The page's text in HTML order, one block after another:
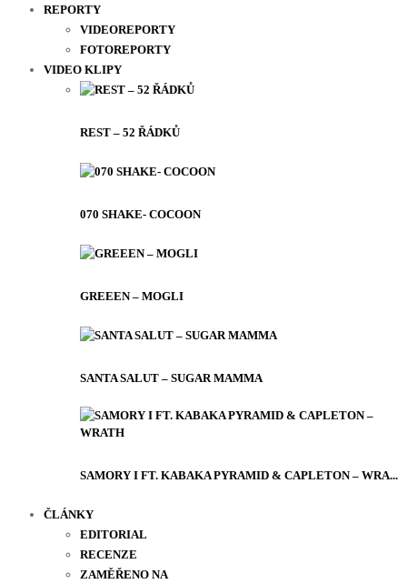
REPORTY
VIDEOREPORTY
FOTOREPORTY
VIDEO KLIPY
REST – 52 ŘÁDKŮ
070 SHAKE- COCOON
GREEEN – MOGLI
SANTA SALUT – SUGAR MAMMA
SAMORY I FT. KABAKA PYRAMID & CAPLETON – WRA...
ČLÁNKY
EDITORIAL
RECENZE
ZAMĚŘENO NA